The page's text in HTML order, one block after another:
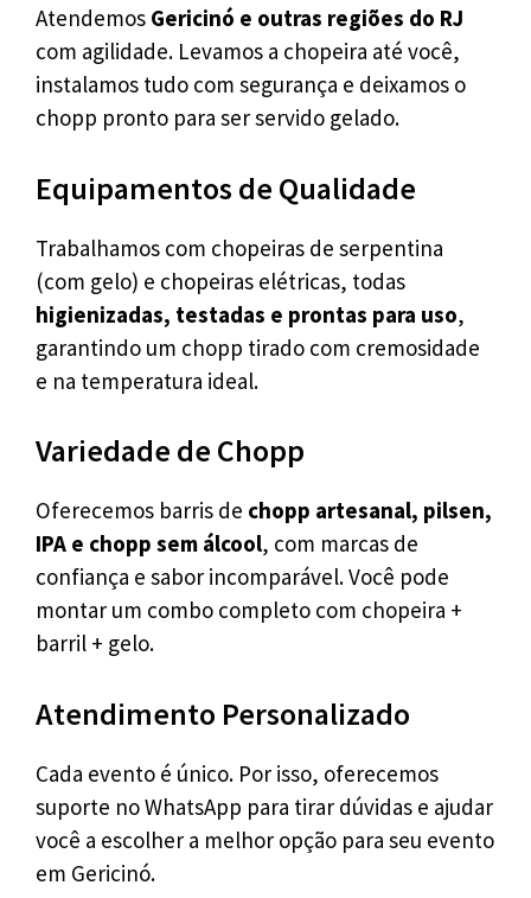
Atendemos Gericinó e outras regiões do RJ
com agilidade. Levamos a chopeira até você,
instalamos tudo com segurança e deixamos o
chopp pronto para ser servido gelado.
Equipamentos de Qualidade
Trabalhamos com chopeiras de serpentina
(com gelo) e chopeiras elétricas, todas
higienizadas, testadas e prontas para uso,
garantindo um chopp tirado com cremosidade
e na temperatura ideal.
Variedade de Chopp
Oferecemos barris de chopp artesanal, pilsen,
IPA e chopp sem álcool, com marcas de
confiança e sabor incomparável. Você pode
montar um combo completo com chopeira +
barril + gelo.
Atendimento Personalizado
Cada evento é único. Por isso, oferecemos
suporte no WhatsApp para tirar dúvidas e ajudar
você a escolher a melhor opção para seu evento
em Gericinó.